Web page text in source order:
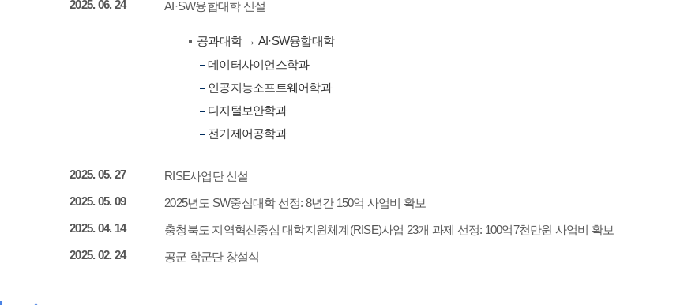
2025. 06. 24
AI·SW융합대학 신설
공과대학 → AI·SW융합대학
데이터사이언스학과
인공지능소프트웨어학과
디지털보안학과
전기제어공학과
2025. 05. 27
RISE사업단 신설
2025. 05. 09
2025년도 SW중심대학 선정: 8년간 150억 사업비 확보
2025. 04. 14
충청북도 지역혁신중심 대학지원체계(RISE)사업 23개 과제 선정: 100억7천만원 사업비 확보
2025. 02. 24
공군 학군단 창설식